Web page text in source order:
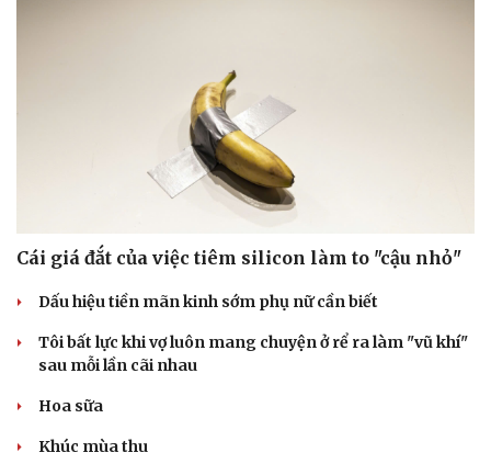
Lịch thi đấu bóng đá
Thế giới thể thao
Hậu trường
Ô tô - Xe máy
Tư vấn
Cái giá đắt của việc tiêm silicon làm to "cậu nhỏ"
Dấu hiệu tiền mãn kinh sớm phụ nữ cần biết
Tôi bất lực khi vợ luôn mang chuyện ở rể ra làm "vũ khí"
sau mỗi lần cãi nhau
Hoa sữa
Khúc mùa thu